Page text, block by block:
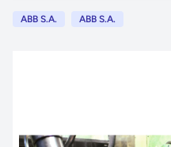
ABB S.A. ABB S.A.